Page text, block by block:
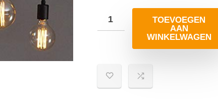
TOEVOEGEN
AAN
WINKELWAGEN